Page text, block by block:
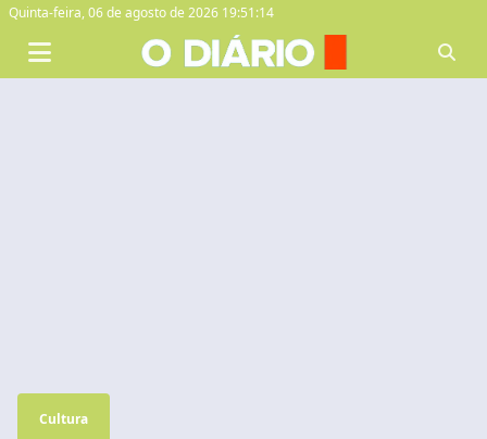
Quinta-feira,06 de agosto de 2026 19:51:15
Cultura